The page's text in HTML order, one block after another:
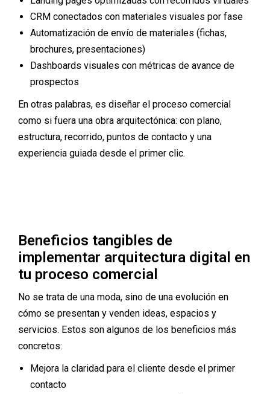
CRM conectados con materiales visuales por fase
Automatización de envío de materiales (fichas,
brochures, presentaciones)
Dashboards visuales con métricas de avance de
prospectos
En otras palabras, es diseñar el proceso comercial
como si fuera una obra arquitectónica: con plano,
estructura, recorrido, puntos de contacto y una
experiencia guiada desde el primer clic.
Beneficios tangibles de
implementar arquitectura digital en
tu proceso comercial
No se trata de una moda, sino de una evolución en
cómo se presentan y venden ideas, espacios y
servicios. Estos son algunos de los beneficios más
concretos:
Mejora la claridad para el cliente desde el primer
contacto